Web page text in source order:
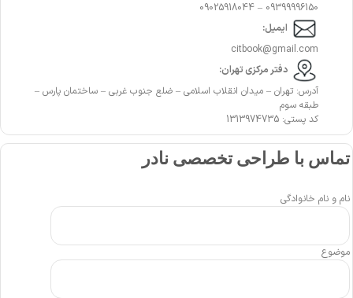
09399996150 – 09025918044
ایمیل:
citbook@gmail.com
دفتر مرکزی تهران:
آدرس: تهران – میدان انقلاب اسلامی – ضلع جنوب غربی – ساختمان پارس –
طبقه سوم
کد پستی: 1313974735
تماس با طراحی تخصصی نادر
نام و نام خانوادگی
موضوع